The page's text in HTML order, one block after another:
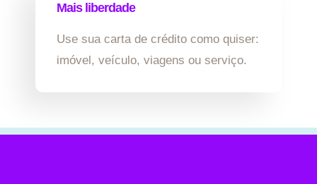
Mais liberdade
Use sua carta de crédito como quiser:
imóvel, veículo, viagens ou serviço.